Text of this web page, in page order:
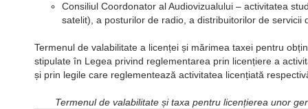
Consiliul Coordonator al Audiovizualului – activitatea
satelit), a posturilor de radio, a distribuitorilor de servicii
Termenul de valabilitate a licenței și mărimea taxei pentru
stipulate în Legea privind reglementarea prin licențiere a
și prin legile care reglementează activitatea licențiată
Termenul de valabilitate și taxa pentru licențierea unor